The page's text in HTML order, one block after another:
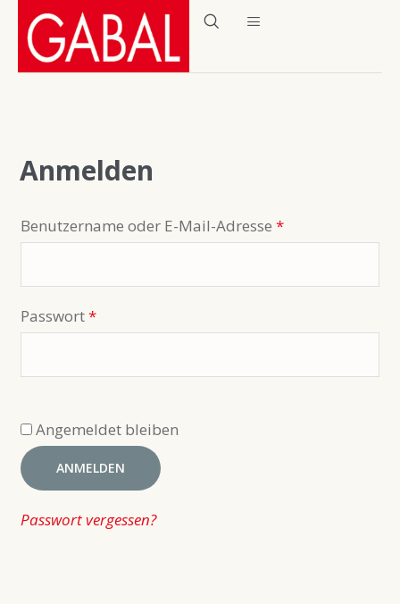
Anmelden
Benutzername oder E-Mail-Adresse *
Passwort*
Angemeldet bleiben
ANMELDEN
Passwort vergessen?